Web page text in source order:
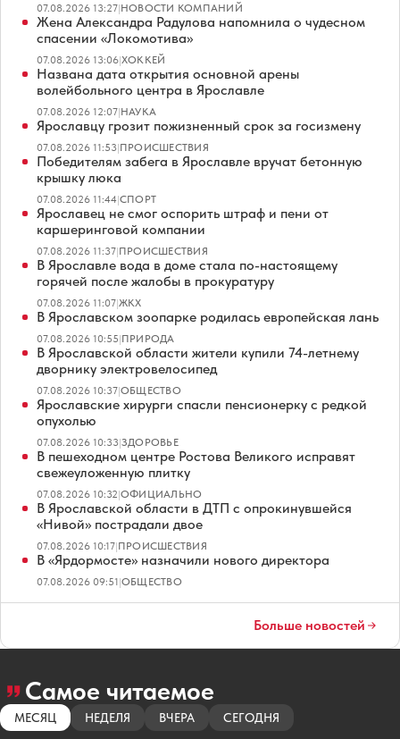
07.08.2026 13:27|НОВОСТИ КОМПАНИЙ
Жена Александра Радулова напомнила о чудесном
спасении «Локомотива»
07.08.2026 13:06|ХОККЕЙ
Названа дата открытия основной арены
волейбольного центра в Ярославле
07.08.2026 12:07|НАУКА
Ярославцу грозит пожизненный срок за госизмену
07.08.2026 11:53|ПРОИСШЕСТВИЯ
Победителям забега в Ярославле вручат бетонную
крышку люка
07.08.2026 11:44|СПОРТ
Ярославец не смог оспорить штраф и пени от
каршеринговой компании
07.08.2026 11:37|ПРОИСШЕСТВИЯ
В Ярославле вода в доме стала по-настоящему
горячей после жалобы в прокуратуру
07.08.2026 11:07|ЖКХ
В Ярославском зоопарке родилась европейская лань
07.08.2026 10:55|ПРИРОДА
В Ярославской области жители купили 74-летнему
дворнику электровелосипед
07.08.2026 10:37|ОБЩЕСТВО
Ярославские хирурги спасли пенсионерку с редкой
опухолью
07.08.2026 10:33|ЗДОРОВЬЕ
В пешеходном центре Ростова Великого исправят
свежеуложенную плитку
07.08.2026 10:32|ОФИЦИАЛЬНО
В Ярославской области в ДТП с опрокинувшейся
«Нивой» пострадали двое
07.08.2026 10:17|ПРОИСШЕСТВИЯ
В «Ярдормосте» назначили нового директора
07.08.2026 09:51|ОБЩЕСТВО
Больше новостей
Самое читаемое
МЕСЯЦ НЕДЕЛЯ ВЧЕРА СЕГОДНЯ